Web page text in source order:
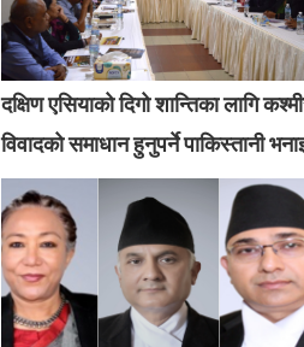
दक्षिण एसियाको दिगो शान्तिका लागि
विवादको समाधान हुनुपर्ने पाकिस्तानी